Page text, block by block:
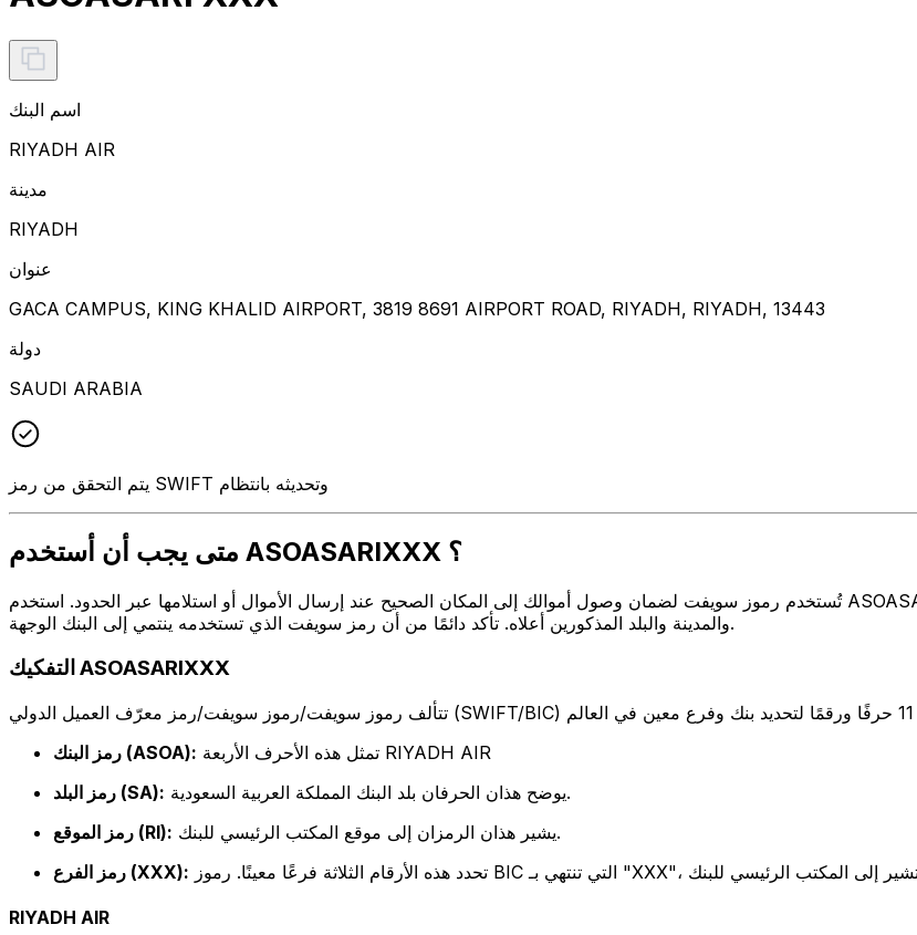
اسم البنك
RIYADH AIR
مدينة
RIYADH
عنوان
GACA CAMPUS, KING KHALID AIRPORT, 3819 8691 AIRPORT ROAD, RIYADH, RIYADH, 13443
دولة
SAUDI ARABIA
يتم التحقق من رمز SWIFT وتحديثه بانتظام
متى يجب أن أستخدم ASOASARIXXX ؟
تُستخدم رموز سويفت لضمان وصول أموالك إلى المكان الصحيح عند إرسال الأموال أو استلامها عبر الحدود. استخدم ASOASARIXXX عندما تريد إرسال بريد إلكتروني إلى RIYADH AIR على العنوان
والمدينة والبلد المذكورين أعلاه. تأكد دائمًا من أن رمز سويفت الذي تستخدمه ينتمي إلى البنك الوجهة.
التفكيك ASOASARIXXX
رمز البنك (ASOA):
تمثل هذه الأحرف الأربعة RIYADH AIR
رمز البلد (SA):
يوضح هذان الحرفان بلد البنك المملكة العربية السعودية.
رمز الموقع (RI):
يشير هذان الرمزان إلى موقع المكتب الرئيسي للبنك.
رمز الفرع (XXX):
RIYADH AIR